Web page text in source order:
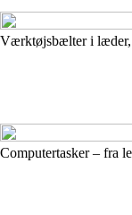
Værktøjsbælter i læder,
Computertasker – fra